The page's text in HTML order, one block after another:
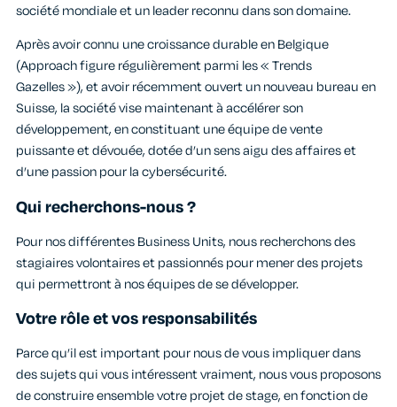
société mondiale et un leader reconnu dans son domaine.
Après avoir connu une croissance durable en Belgique
(Approach figure régulièrement parmi les « Trends
Gazelles »), et avoir récemment ouvert un nouveau bureau en
Suisse, la société vise maintenant à accélérer son
développement, en constituant une équipe de vente
puissante et dévouée, dotée d’un sens aigu des affaires et
d’une passion pour la cybersécurité.
Qui recherchons-nous ?
Pour nos différentes Business Units, nous recherchons des
stagiaires volontaires et passionnés pour mener des projets
qui permettront à nos équipes de se développer.
Votre rôle et vos responsabilités
Parce qu’il est important pour nous de vous impliquer dans
des sujets qui vous intéressent vraiment, nous vous proposons
de construire ensemble votre projet de stage, en fonction de